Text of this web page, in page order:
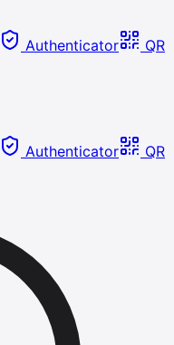
Authenticator
QR
Authenticator
QR